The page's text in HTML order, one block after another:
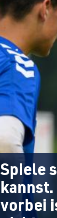
Spiele
kannst.
vorbei